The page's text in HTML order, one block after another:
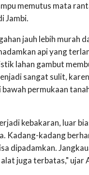
memutus mata
Jambi.
jauh lebih murah
api yang
lahan gambut
sangat sulit,
permukaan
kebakaran, luar
Kadang-kadang
dipadamkan.
juga terbatas," ujar